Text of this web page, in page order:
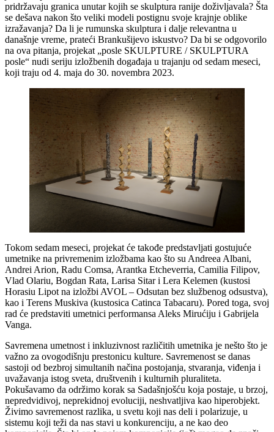
pridržavaju granica unutar kojih se skulptura ranije doživljavala? Šta
se dešava nakon što veliki modeli postignu svoje krajnje oblike
izražavanja? Da li je rumunska skulptura i dalje relevantna u
današnje vreme, prateći Brankušijevo iskustvo? Da bi se odgovorilo
na ova pitanja, projekat „posle SKULPTURE / SKULPTURA
posle“ nudi seriju izložbenih događaja u trajanju od sedam meseci,
koji traju od 4. maja do 30. novembra 2023.
Tokom sedam meseci, projekat će takođe predstavljati gostujuće
umetnike na privremenim izložbama kao što su Andreea Albani,
Andrei Arion, Radu Comsa, Arantka Etcheverria, Camilia Filipov,
Vlad Olariu, Bogdan Rata, Larisa Sitar i Lera Kelemen (kustosi
Horasiu Lipot na izložbi AVOL – Odsutan bez službenog odsustva),
kao i Terens Muskiva (kustosica Catinca Tabacaru). Pored toga, svoj
rad će predstaviti umetnici performansa Aleks Mirućiju i Gabrijela
Vanga.
Savremena umetnost i inkluzivnost različitih umetnika je nešto što je
važno za ovogodišnju prestonicu kulture. Savremenost se danas
sastoji od bezbroj simultanih načina postojanja, stvaranja, viđenja i
uvažavanja istog sveta, društvenih i kulturnih pluraliteta.
Pokušavamo da održimo korak sa Sadašnjošću koja postaje, u brzoj,
nepredvidivoj, neprekidnoj evoluciji, neshvatljiva kao hiperobjekt.
Živimo savremenost razlika, u svetu koji nas deli i polarizuje, u
sistemu koji teži da nas stavi u konkurenciju, a ne kao deo